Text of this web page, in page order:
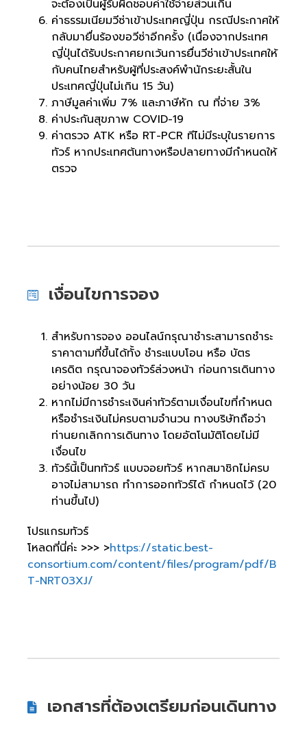
จะต้องเป็นผู้รับผิดชอบค่าใช้จ่ายส่วนเกิน
ค่าธรรมเนียมวีซ่าเข้าประเทศญี่ปุ่น กรณีประกาศให้
กลับมายื่นร้องขอวีซ่าอีกครั้ง (เนื่องจากประเทศ
ญี่ปุ่นได้รับประกาศยกเว้นการยื่นวีซ่าเข้าประเทศให้
กับคนไทยสำหรับผู้ที่ประสงค์พำนักระยะสั้นใน
ประเทศญี่ปุ่นไม่เกิน 15 วัน)
ภาษีมูลค่าเพิ่ม 7% และภาษีหัก ณ ที่จ่าย 3%
ค่าประกันสุขภาพ COVID-19
ค่าตรวจ ATK หรือ RT-PCR ทีไม่มีระบุในรายการ
ทัวร์ หากประเทศต้นทางหรือปลายทางมีกำหนดให้
ตรวจ
เงื่อนไขการจอง
สำหรับการจอง ออนไลน์กรุณาชำระสามารถชำระ
ราคาตามที่ขึ้นได้ทั้ง ชำระแบบโอน หรือ บัตร
เครดิต กรุณาจองทัวร์ล่วงหน้า ก่อนการเดินทาง
อย่างน้อย 30 วัน
หากไม่มีการชำระเงินค่าทัวร์ตามเงื่อนไขที่กำหนด
หรือชำระเงินไม่ครบตามจำนวน ทางบริษัทถือว่า
ท่านยกเลิกการเดินทาง โดยอัตโนมัติโดยไม่มี
เงื่อนไข
ทัวร์นี้เป็นททัวร์ แบบจอยทัวร์ หากสมาชิกไม่ครบ
อาจไม่สามารถ ทำการออกทัวร์ได้ กำหนดไว้ (20
ท่านขึ้นไป)
โปรแกรมทัวร์
โหลดที่นี่ค่ะ >>> >https://static.best-
consortium.com/content/files/program/pdf/B
T-NRT03XJ/
เอกสารที่ต้องเตรียมก่อนเดินทาง